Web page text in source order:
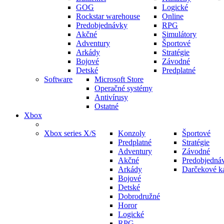
GOG
Rockstar warehouse
Predobjednávky
Akčné
Adventury
Arkády
Bojové
Detské
Logické
Online
RPG
Simulátory
Športové
Stratégie
Závodné
Predplatné
Software
Microsoft Store
Operačné systémy
Antivírusy
Ostatné
Xbox
Xbox series X/S
Konzoly
Predplatné
Adventury
Akčné
Arkády
Bojové
Detské
Dobrodružné
Horor
Logické
Športové
Stratégie
Závodné
Darčekové